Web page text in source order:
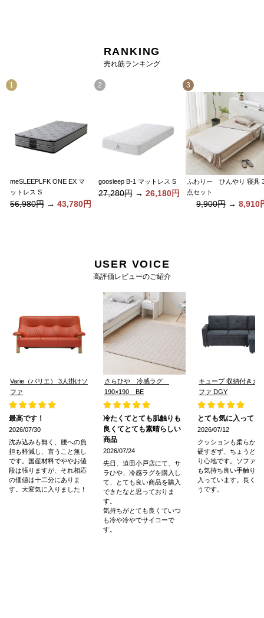
RANKING
売れ筋ランキング
meSLEEPLFK ONE EX マ
ットレス S
56,980円 → 43,780円
goosleep B-1 マットレス S
27,280円 → 26,180円
ふわりー ひんやり 寝具
点セット
9,900円 → 8,910
USER VOICE
高評価レビューのご紹介
Varie（バリエ） 3人掛けソ
ファ
最高です！
2026/07/30
沈み込みも無く、腰への負
担も軽減し、言うこと無し
です。国産材料でややお値
段は張りますが、それ相応
の価値は十二分にありま
す。大変気に入りました！
さらひや 冷感ラグ
190×190 BE
冷たくてとても肌触りも
良くてとても素晴らしい
商品
2026/07/24
先日、迫田小戸店にて、サ
ラひや、冷感ラグを購入し
て、とても良い商品を購入
できたなと思っておりま
す。
気持ちがとても良くていつ
も冷や冷やでサイコーで
す。
キューブ 収納付きカ
ファ DGY
とても気に入ってま
2026/07/12
クッションも柔らかす
硬すぎず、ちょうど良
り心地です。ソファー
も気持ち良い手触りで
入っています。長く使
うです。